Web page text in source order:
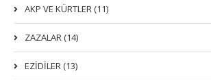
AKP VE KÜRTLER (11)
ZAZALAR (14)
EZIDILER (13)